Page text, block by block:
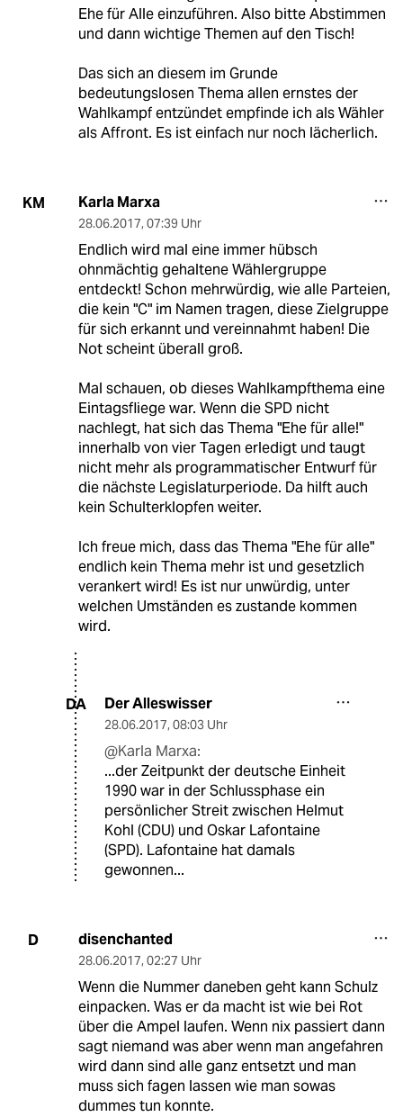
Ehe für Alle einzuführen. Also bitte Abstimmen
und dann wichtige Themen auf den Tisch!
Das sich an diesem im Grunde
bedeutungslosen Thema allen ernstes der
Wahlkampf entzündet empfinde ich als Wähler
als Affront. Es ist einfach nur noch lächerlich.
KM Karla Marxa
28.06.2017, 07:39 Uhr
Endlich wird mal eine immer hübsch
ohnmächtig gehaltene Wählergruppe
entdeckt! Schon mehrwürdig, wie alle Parteien,
die kein "C" im Namen tragen, diese Zielgruppe
für sich erkannt und vereinnahmt haben! Die
Not scheint überall groß.
Mal schauen, ob dieses Wahlkampfthema eine
Eintagsfliege war. Wenn die SPD nicht
nachlegt, hat sich das Thema "Ehe für alle!"
innerhalb von vier Tagen erledigt und taugt
nicht mehr als programmatischer Entwurf für
die nächste Legislaturperiode. Da hilft auch
kein Schulterklopfen weiter.
Ich freue mich, dass das Thema "Ehe für alle"
endlich kein Thema mehr ist und gesetzlich
verankert wird! Es ist nur unwürdig, unter
welchen Umständen es zustande kommen
wird.
DA Der Alleswisser
28.06.2017, 08:03 Uhr
@Karla Marxa:
...der Zeitpunkt der deutsche Einheit
1990 war in der Schlussphase ein
persönlicher Streit zwischen Helmut
Kohl (CDU) und Oskar Lafontaine
(SPD). Lafontaine hat damals
gewonnen...
D disenchanted
28.06.2017, 02:27 Uhr
Wenn die Nummer daneben geht kann Schulz
einpacken. Was er da macht ist wie bei Rot
über die Ampel laufen. Wenn nix passiert dann
sagt niemand was aber wenn man angefahren
wird dann sind alle ganz entsetzt und man
muss sich fagen lassen wie man sowas
dummes tun konnte.